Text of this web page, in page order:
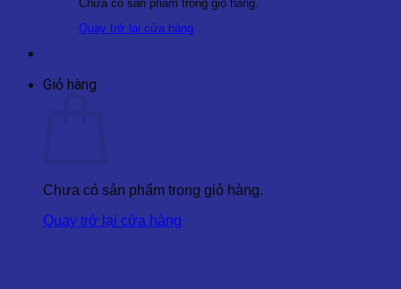
Chưa có sản phẩm trong giỏ hàng.
Quay trở lại cửa hàng
Giỏ hàng
Chưa có sản phẩm trong giỏ hàng.
Quay trở lại cửa hàng